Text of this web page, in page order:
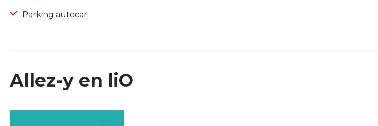
Parking autocar
Allez-y en liO